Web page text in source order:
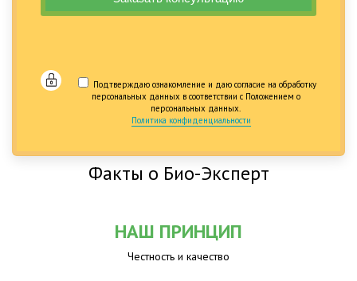
Подтверждаю ознакомление и даю согласие на обработку
персональных данных в соответствии с Положением о
персональных данных.
Политика конфиденциальности
Факты о Био-Эксперт
НАШ ПРИНЦИП
Честность и качество